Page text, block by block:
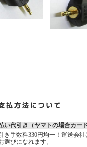
い代引き（ヤマトの場合カー
き手数料330円均一！運送会
選びになれます。